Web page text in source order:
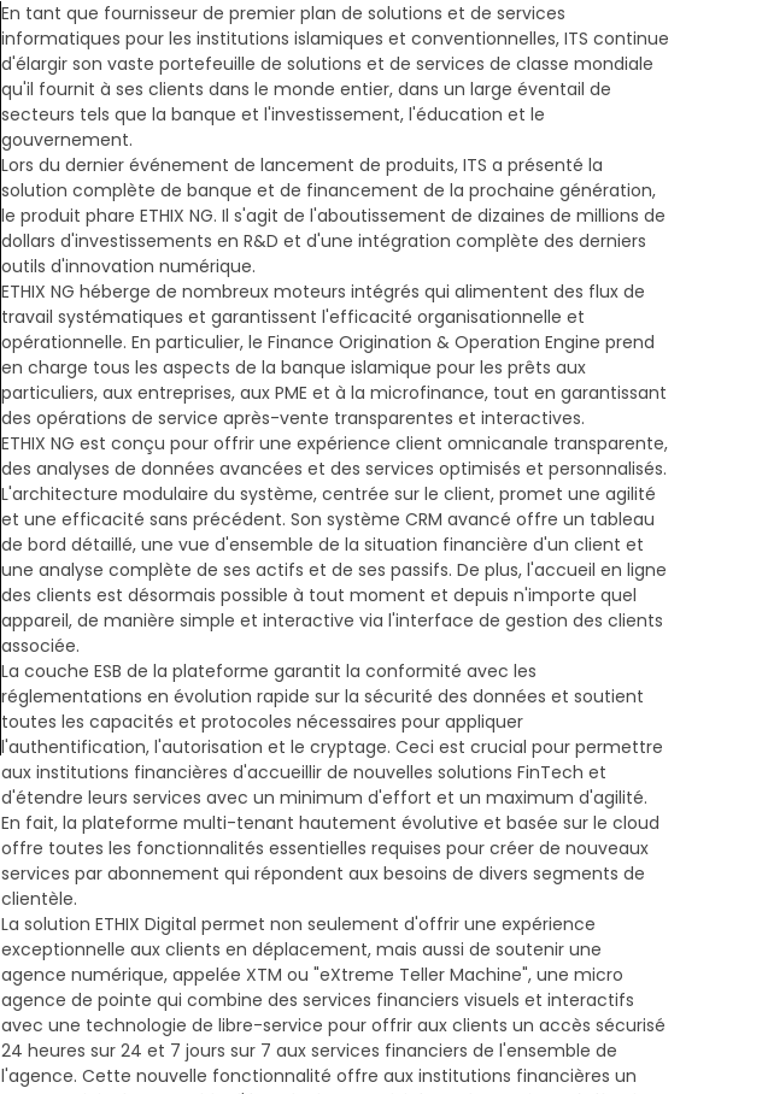
En tant que fournisseur de premier plan de solutions et de services
informatiques pour les institutions islamiques et conventionnelles, ITS continue
d'élargir son vaste portefeuille de solutions et de services de classe mondiale
qu'il fournit à ses clients dans le monde entier, dans un large éventail de
secteurs tels que la banque et l'investissement, l'éducation et le
gouvernement.
Lors du dernier événement de lancement de produits, ITS a présenté la
solution complète de banque et de financement de la prochaine génération,
le produit phare ETHIX NG. Il s'agit de l'aboutissement de dizaines de millions de
dollars d'investissements en R&D et d'une intégration complète des derniers
outils d'innovation numérique.
ETHIX NG héberge de nombreux moteurs intégrés qui alimentent des flux de
travail systématiques et garantissent l'efficacité organisationnelle et
opérationnelle. En particulier, le Finance Origination & Operation Engine prend
en charge tous les aspects de la banque islamique pour les prêts aux
particuliers, aux entreprises, aux PME et à la microfinance, tout en garantissant
des opérations de service après-vente transparentes et interactives.
ETHIX NG est conçu pour offrir une expérience client omnicanale transparente,
des analyses de données avancées et des services optimisés et personnalisés.
L'architecture modulaire du système, centrée sur le client, promet une agilité
et une efficacité sans précédent. Son système CRM avancé offre un tableau
de bord détaillé, une vue d'ensemble de la situation financière d'un client et
une analyse complète de ses actifs et de ses passifs. De plus, l'accueil en ligne
des clients est désormais possible à tout moment et depuis n'importe quel
appareil, de manière simple et interactive via l'interface de gestion des clients
associée.
La couche ESB de la plateforme garantit la conformité avec les
réglementations en évolution rapide sur la sécurité des données et soutient
toutes les capacités et protocoles nécessaires pour appliquer
l'authentification, l'autorisation et le cryptage. Ceci est crucial pour permettre
aux institutions financières d'accueillir de nouvelles solutions FinTech et
d'étendre leurs services avec un minimum d'effort et un maximum d'agilité.
En fait, la plateforme multi-tenant hautement évolutive et basée sur le cloud
offre toutes les fonctionnalités essentielles requises pour créer de nouveaux
services par abonnement qui répondent aux besoins de divers segments de
clientèle.
La solution ETHIX Digital permet non seulement d'offrir une expérience
exceptionnelle aux clients en déplacement, mais aussi de soutenir une
agence numérique, appelée XTM ou "eXtreme Teller Machine", une micro
agence de pointe qui combine des services financiers visuels et interactifs
avec une technologie de libre-service pour offrir aux clients un accès sécurisé
24 heures sur 24 et 7 jours sur 7 aux services financiers de l'ensemble de
l'agence. Cette nouvelle fonctionnalité offre aux institutions financières un